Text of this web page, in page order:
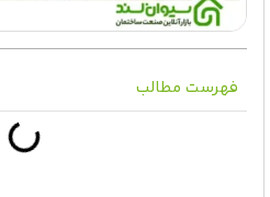
فهرست مطالب